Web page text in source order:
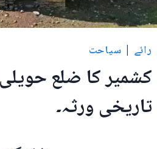
رائے | سیاحت
کشمیر کا ضلع
تاریخی ورثہ۔